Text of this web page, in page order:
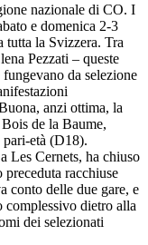
nazionale di CO. I
e domenica 2-3
tutta la Svizzera. Tra
Pezzati – queste
da selezione
anzi ottima, la
de la Baume,
pari-età (D18).
Les Cernets, ha chiuso
preceduta racchiuse
conto delle due gare, e
complessivo dietro alla
dei selezionati